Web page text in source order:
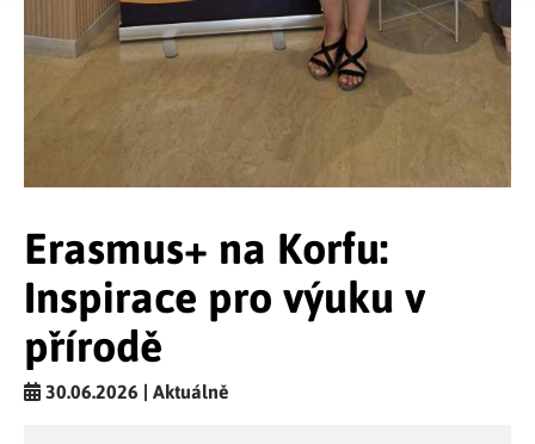
Erasmus+ na Korfu:
Inspirace pro výuku v
přírodě
30.06.2026 | Aktuálně